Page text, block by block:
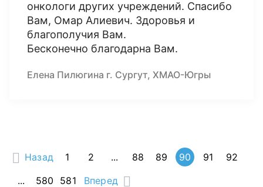
онкологи других учреждений. Спасибо
Вам, Омар Алиевич. Здоровья и
благополучия Вам.
Бесконечно благодарна Вам.
Елена Пилюгина г. Сургут, ХМАО-Югры
Назад 1 2 ... 88 89 90 91
92
...
580 581 Вперед